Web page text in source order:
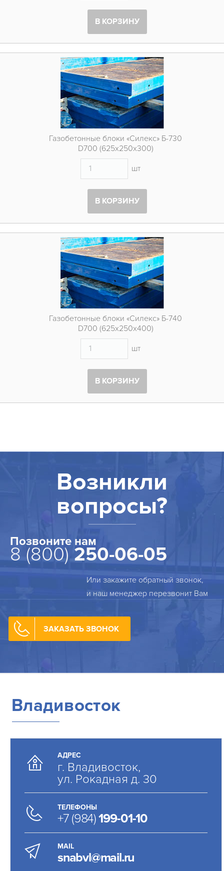
В КОРЗИНУ
Газобетонные блоки «Силекс» Б-730
D700 (625х250х300)
шт
В КОРЗИНУ
Газобетонные блоки «Силекс» Б-740
D700 (625х250х400)
шт
В КОРЗИНУ
Возникли
вопросы?
Позвоните нам
8 (800)250-06-05
Или закажите обратный звонок,
и наш менеджер перезвонит Вам
ЗАКАЗАТЬ ЗВОНОК
Владивосток
АДРЕС
г. Владивосток,
ул. Рокадная д. 30
ТЕЛЕФОНЫ
+7 (984)199-01-10
MAIL
snabvl@mail.ru